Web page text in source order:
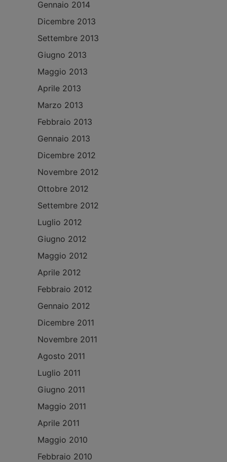
Gennaio 2014
Dicembre 2013
Settembre 2013
Giugno 2013
Maggio 2013
Aprile 2013
Marzo 2013
Febbraio 2013
Gennaio 2013
Dicembre 2012
Novembre 2012
Ottobre 2012
Settembre 2012
Luglio 2012
Giugno 2012
Maggio 2012
Aprile 2012
Febbraio 2012
Gennaio 2012
Dicembre 2011
Novembre 2011
Agosto 2011
Luglio 2011
Giugno 2011
Maggio 2011
Aprile 2011
Maggio 2010
Febbraio 2010